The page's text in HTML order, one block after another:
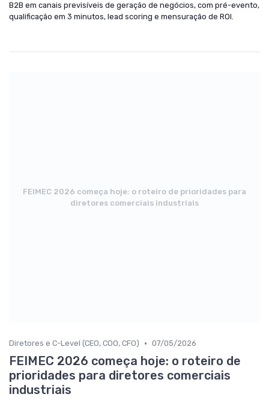
B2B em canais previsíveis de geração de negócios, com pré-evento,
qualificação em 3 minutos, lead scoring e mensuração de ROI.
FEIMEC 2026 começa hoje: o roteiro de prioridades para
diretores comerciais industriais
Diretores e C-Level (CEO, COO, CFO) • 07/05/2026
FEIMEC 2026 começa hoje: o roteiro de
prioridades para diretores comerciais
industriais